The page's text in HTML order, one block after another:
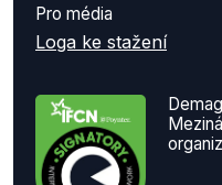
Pro média
Loga ke stažení